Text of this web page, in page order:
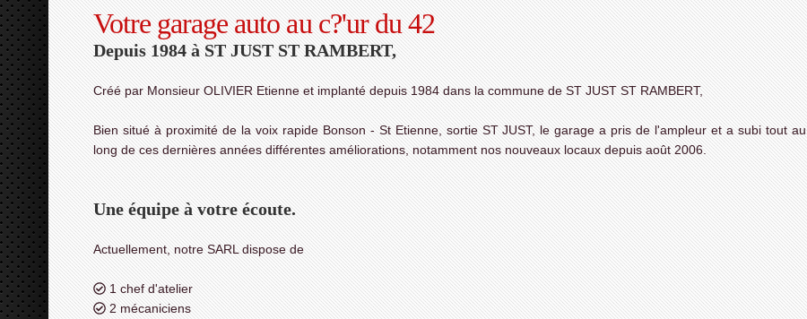
Votre garage auto au c?'ur du 42
Depuis 1984 à ST JUST ST RAMBERT,
Créé par Monsieur OLIVIER Etienne et implanté depuis 1984 dans la commune de ST JUST ST RAMBERT,
Bien situé à proximité de la voix rapide Bonson - St Etienne, sortie ST JUST, le garage a pris de l'ampleur et a subi tout au
long de ces dernières années différentes améliorations, notamment nos nouveaux locaux depuis août 2006.
Une équipe à votre écoute.
Actuellement, notre SARL dispose de
1 chef d'atelier
2 mécaniciens